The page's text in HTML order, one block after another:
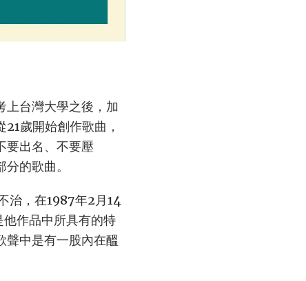
上台灣大學之後，加
歲開始創作歌曲，
要出名、不要壓
的歌曲。
治，在1987年2月14
作品中所具有的特
聲中是有一股內在醞